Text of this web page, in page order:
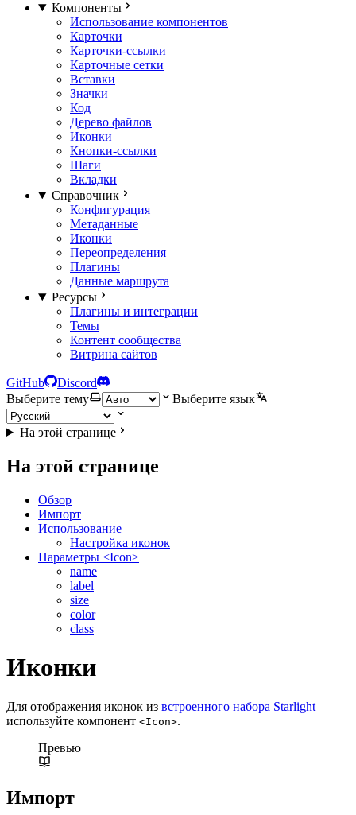
Компоненты
Использование компонентов
Карточки
Карточки-ссылки
Карточные сетки
Вставки
Значки
Код
Дерево файлов
Иконки
Кнопки-ссылки
Шаги
Вкладки
Справочник
Конфигурация
Метаданные
Иконки
Переопределения
Плагины
Данные маршрута
Ресурсы
Плагины и интеграции
Темы
Контент сообщества
Витрина сайтов
GitHub
Discord
Выберите тему
Выберите язык
На этой странице
На этой странице
Обзор
Импорт
Использование
Настройка иконок
Параметры <Icon>
name
label
size
color
class
Иконки
Для отображения иконок из встроенного набора Starlight
используйте компонент <Icon>.
Превью
Импорт